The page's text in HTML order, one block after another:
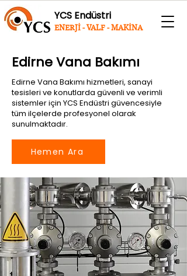
YCS Endüstri
ENERJİ - VALF - MAKİNA
Edirne Vana Bakımı
Edirne Vana Bakımı hizmetleri, sanayi
tesisleri ve konutlarda güvenli ve verimli
sistemler için YCS Endüstri güvencesiyle
tüm ilçelerde profesyonel olarak
sunulmaktadır.
Hemen Ara